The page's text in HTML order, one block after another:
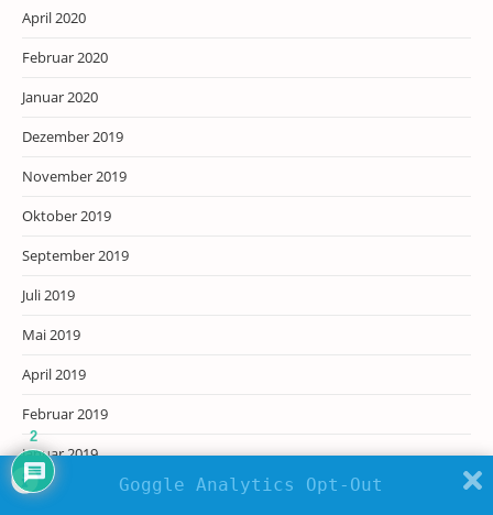
April 2020
Februar 2020
Januar 2020
Dezember 2019
November 2019
Oktober 2019
September 2019
Juli 2019
Mai 2019
April 2019
Februar 2019
Januar 2019
Dezember 2018Goggle Analytics Opt-Out
2